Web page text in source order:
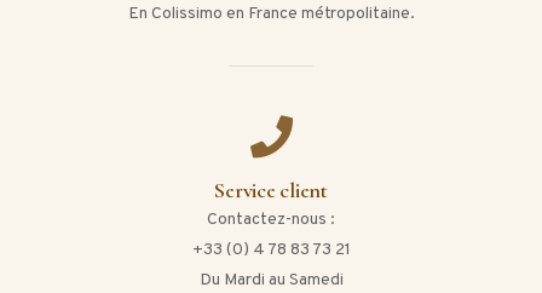
En Colissimo en France métropolitaine.
Service client
Contactez-nous :
+33 (0) 4 78 83 73 21
Du Mardi au Samedi